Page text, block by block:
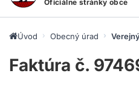
Oficiálne stránky obce
Úvod Obecný úrad
Faktúra č.